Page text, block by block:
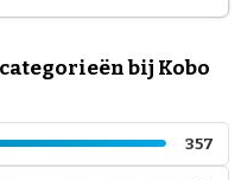
bij Kobo
357